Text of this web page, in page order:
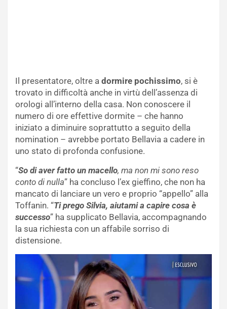
Il presentatore, oltre a dormire pochissimo, si è
trovato in difficoltà anche in virtù dell’assenza di
orologi all’interno della casa. Non conoscere il
numero di ore effettive dormite – che hanno
iniziato a diminuire soprattutto a seguito della
nomination – avrebbe portato Bellavia a cadere in
uno stato di profonda confusione.
“So di aver fatto un macello, ma non mi sono reso
conto di nulla” ha concluso l’ex gieffino, che non ha
mancato di lanciare un vero e proprio “appello” alla
Toffanin. “Ti prego Silvia, aiutami a capire cosa è
successo” ha supplicato Bellavia, accompagnando
la sua richiesta con un affabile sorriso di
distensione.